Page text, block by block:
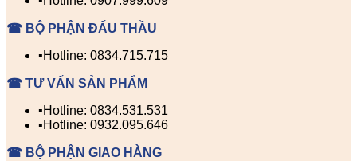
☎ BỘ PHẬN ĐẤU THẦU
▪️Hotline: 0834.715.715
☎ TƯ VẤN SẢN PHẨM
▪️Hotline: 0834.531.531
▪️Hotline: 0932.095.646
☎ BỘ PHẬN GIAO HÀNG